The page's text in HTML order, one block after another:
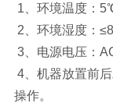
1、环境温度：
2、环境湿度：
3、电源电压：
4、机器放置前
操作。